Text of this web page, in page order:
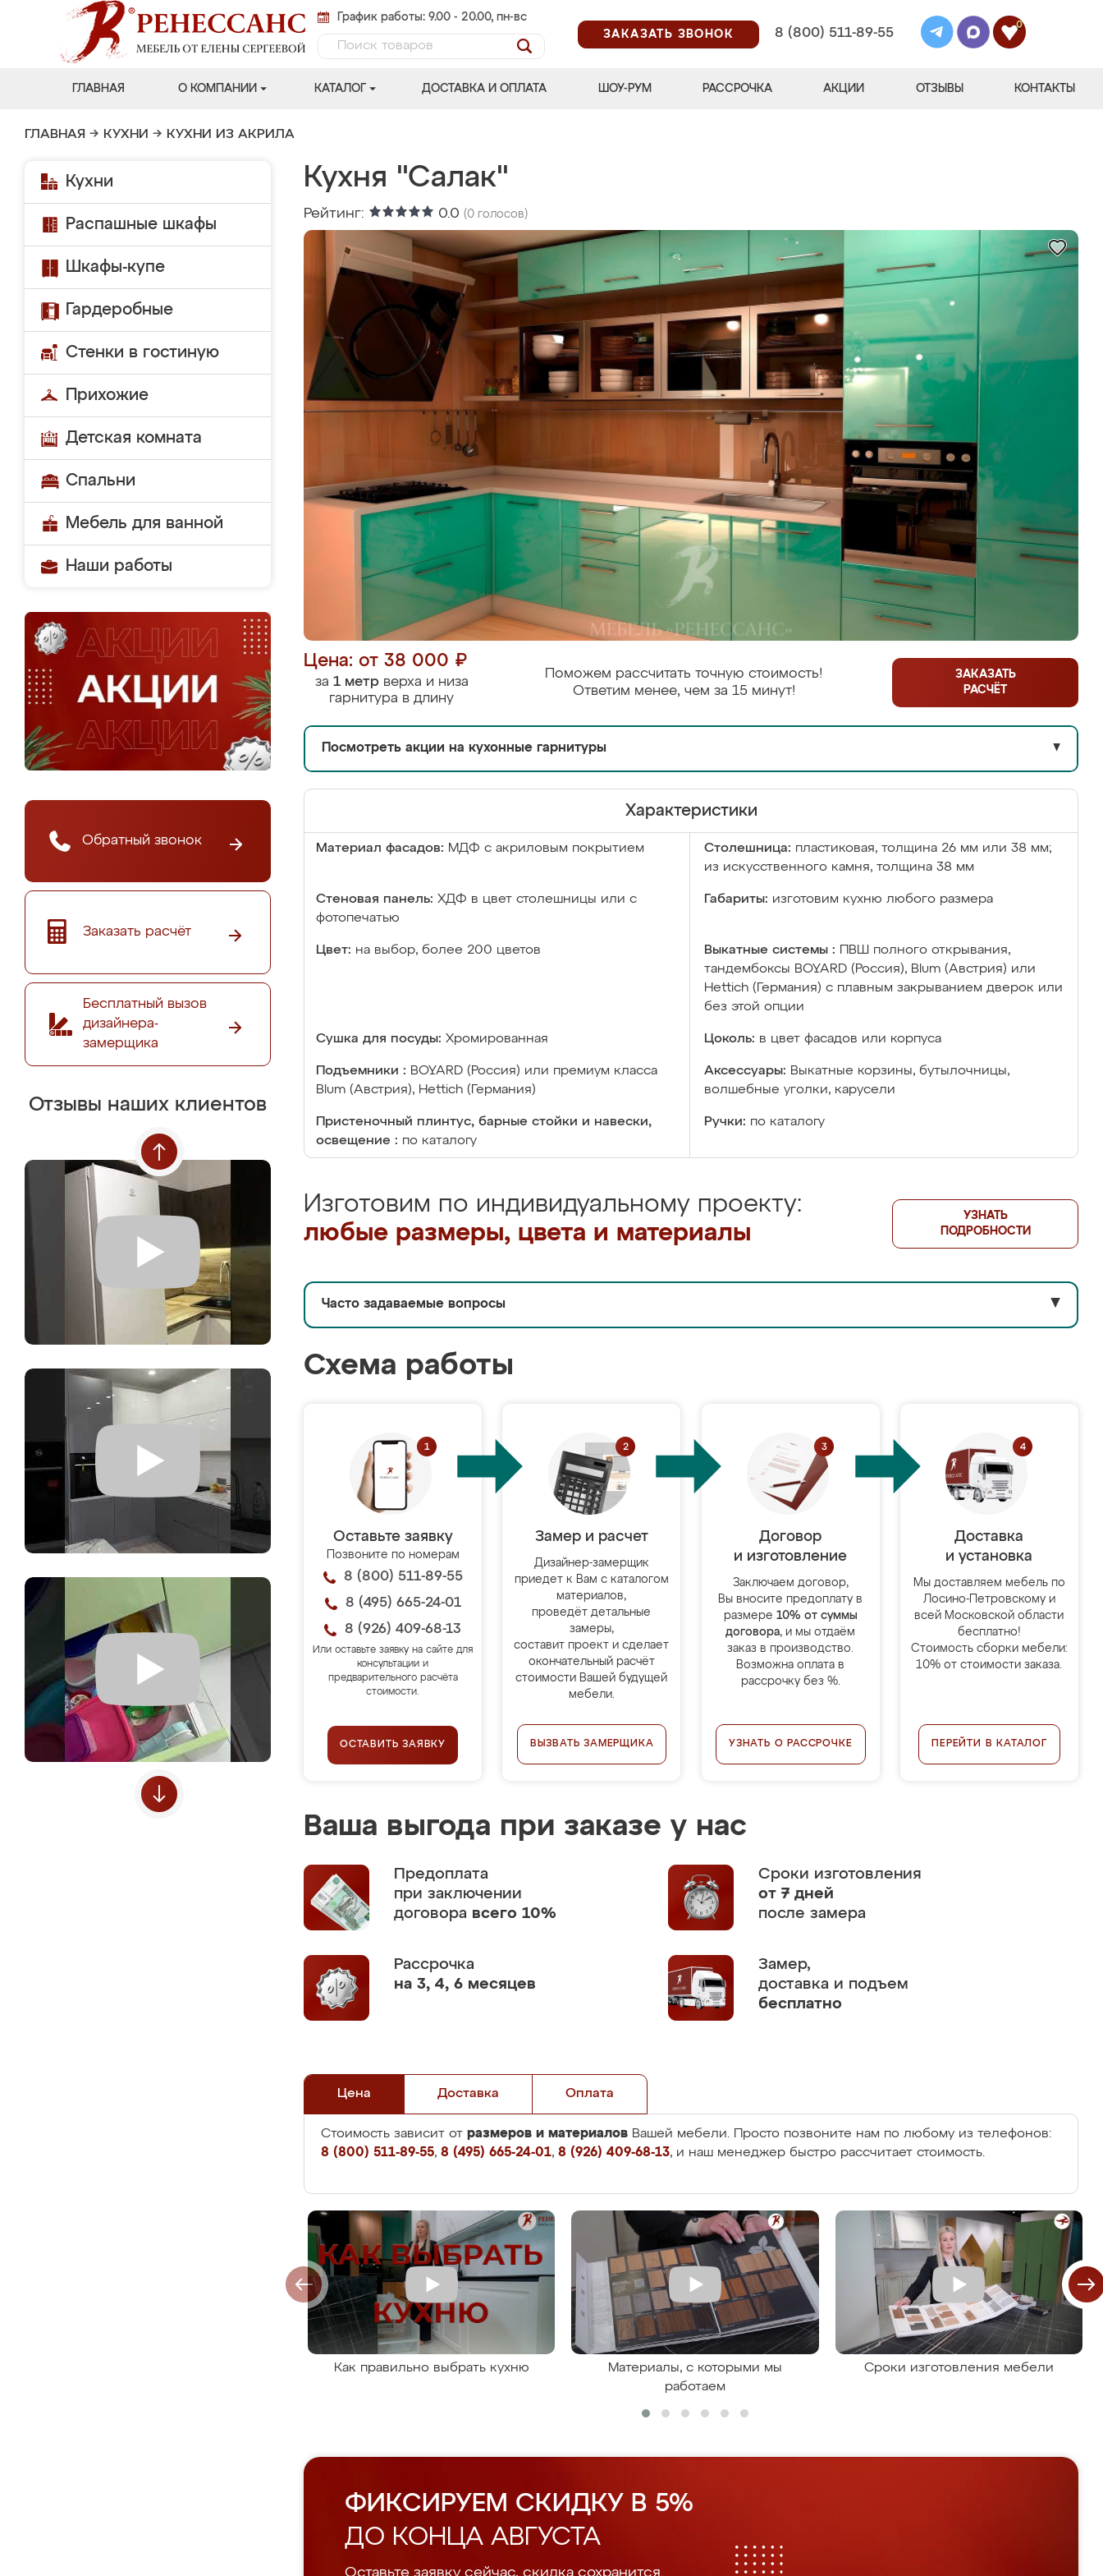
График работы: 9.00 - 20.00, пн-вс
ЗАКАЗАТЬ ЗВОНОК
8 (800) 511-89-55
0
ГЛАВНАЯ О КОМПАНИИ КАТАЛОГ ДОСТАВКА И ОПЛАТА ШОУ-РУМ РАССРОЧКА АКЦИИ ОТЗЫВЫ КОНТАКТЫ
ГЛАВНАЯ → КУХНИ → КУХНИ ИЗ АКРИЛА
Кухни
Распашные шкафы
Шкафы-купе
Гардеробные
Стенки в гостиную
Прихожие
Детская комната
Спальни
Мебель для ванной
Наши работы
Обратный звонок
Заказать расчёт
Бесплатный вызов
дизайнера-
замерщика
Отзывы наших клиентов
Кухня "Салак"
Рейтинг: 0.0 (0 голосов)
Цена: от 38 000 ₽
за 1 метрверха и низа
гарнитура в длину
Поможем рассчитать точную стоимость!
Ответим менее, чем за 15 минут!
ЗАКАЗАТЬ
РАСЧЁТ
Посмотреть акции на кухонные гарнитуры ▼
Характеристики
Материал фасадов: МДФ с акриловым покрытием Столешница: пластиковая, толщина 26 мм или 38 мм;
из искусственного камня, толщина 38 мм
Стеновая панель: ХДФ в цвет столешницы или с
фотопечатью
Габариты: изготовим кухню любого размера
Цвет: на выбор, более 200 цветов Выкатные системы :
ПВШ полного открывания,
тандембоксы BOYARD (Россия), Blum (Австрия) или
Hettich (Германия) с плавным закрыванием дверок или
без этой опции
Сушка для посуды: Хромированная Цоколь: в цвет фасадов или корпуса
Подъемники : BOYARD (Россия) или премиум класса
Blum (Австрия), Hettich (Германия)
Аксессуары: Выкатные корзины, бутылочницы,
волшебные уголки, карусели
Пристеночный плинтус, барные стойки и навески,
освещение : по каталогу
Ручки: по каталогу
Изготовим по индивидуальному проекту:
любые размеры, цвета и материалы
УЗНАТЬ
ПОДРОБНОСТИ
Часто задаваемые вопросы ▼
Схема работы
Оставьте заявку
Позвоните по номерам
8 (800) 511-89-55
8 (495) 665-24-01
8 (926) 409-68-13
Или оставьте заявку на сайте для
консультации и
предварительного расчёта
стоимости.
ОСТАВИТЬ ЗАЯВКУ
Замер и расчет
Дизайнер-замерщик
приедет к Вам с каталогом
материалов,
проведёт детальные
замеры,
составит проект и сделает
окончательный расчёт
стоимости Вашей будущей
мебели.
ВЫЗВАТЬ ЗАМЕРЩИКА
Договор
и изготовление
Заключаем договор,
Вы вносите предоплату в
размере 10% от суммы
договора, и мы отдаём
заказ в производство.
Возможна оплата в
рассрочку без %.
УЗНАТЬ О РАССРОЧКЕ
Доставка
и установка
Мы доставляем мебель по
Лосино-Петровскому и
всей Московской области
бесплатно!
Стоимость сборки мебели:
10% от стоимости заказа.
ПЕРЕЙТИ В КАТАЛОГ
Ваша выгода при заказе у нас
Предоплата
при заключении
договора всего 10%
Сроки изготовления
от 7 дней
после замера
Рассрочка
на 3, 4, 6 месяцев
Замер,
доставка и подъем
бесплатно
Цена Доставка Оплата
Стоимость зависит от размеров и материалов Вашей мебели. Просто позвоните нам по любому из телефонов:
8 (800) 511-89-55, 8 (495) 665-24-01, 8 (926) 409-68-13, и наш менеджер быстро рассчитает стоимость.
Как правильно выбрать кухню
Материалы, с которыми мы
работаем
Сроки изготовления мебели
ФИКСИРУЕМ СКИДКУ В 5%
ДО КОНЦА АВГУСТА
Оставьте заявку сейчас, скидка сохранится.